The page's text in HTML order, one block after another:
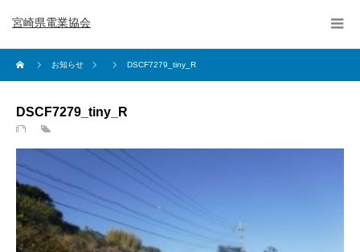
宮崎県電業協会
お知らせ DSCF7279_tiny_R
DSCF7279_tiny_R